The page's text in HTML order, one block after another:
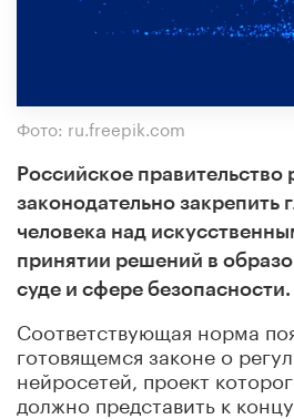
Фото: ru.freepik.com
Российское правительство
законодательно закрепить
человека над
принятии решений в
суде и сфере безопасности.
Соответствующая норма
готовящемся законе о
нейросетей, проект
должно представить к